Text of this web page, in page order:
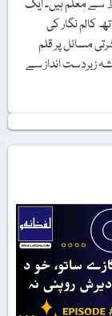
سے معلم ہیں۔ ایک
کالم نگار کی
مسائل پر قلم
زبردست انداز سے